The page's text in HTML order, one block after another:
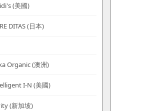
(美國)
DITAS (日本)
Organic (澳洲)
I-N (美國)
(新加坡)